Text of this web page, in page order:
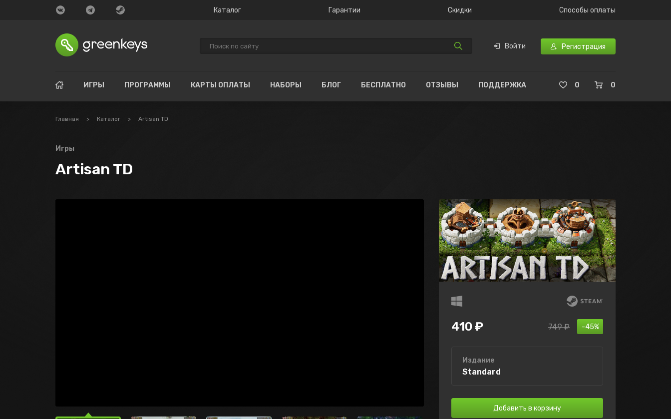
Каталог Гарантии Скидки Способы оплаты
Войти Регистрация
ИГРЫ ПРОГРАММЫ КАРТЫ ОПЛАТЫ НАБОРЫ БЛОГ БЕСПЛАТНО ОТЗЫВЫ ПОДДЕРЖКА 0
0
Главная > Каталог > Artisan TD
Игры
Artisan TD
410 ₽ -45%
749 ₽
Издание
Standard
Добавить в корзину